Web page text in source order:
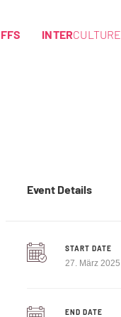
INTERCULTURE
Event Details
START DATE
27. März 2025
END DATE